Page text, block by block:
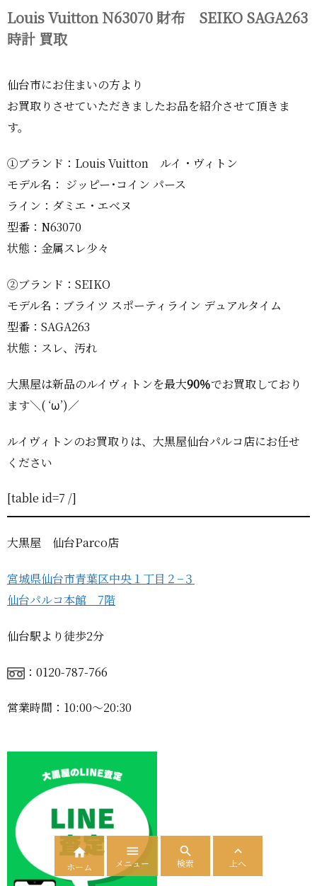
Louis Vuitton N63070 財布 SEIKO SAGA263
時計 買取
仙台市にお住まいの方より
お買取りさせていただきましたお品を紹介させて頂きま
す。
①ブランド：Louis Vuitton ルイ・ヴィトン
モデル名： ジッピー･コイン パース
ライン：ダミエ・エべヌ
型番：N63070
状態：金属スレ少々
②ブランド：SEIKO
モデル名：ブライツ スポーティライン デュアルタイム
型番：SAGA263
状態：スレ、汚れ
大黒屋は新品のルイヴィトンを最大90％でお買取しており
ます＼( ‘ω’)／
ルイヴィトンのお買取りは、大黒屋仙台パルコ店にお任せ
ください
[table id=7 /]
大黒屋 仙台Parco店
宮城県仙台市青葉区中央１丁目２−３
仙台パルコ本館 7階
仙台駅より徒歩2分
：0120-787-766
営業時間：10:00〜20:30

ホーム

メニュー

検索

上へ